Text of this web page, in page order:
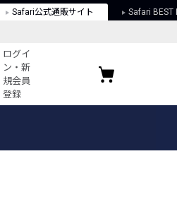
Safari公式通販サイト Safari BEST
ログイ
ン・新
規会員
登録
お気に入りブランド